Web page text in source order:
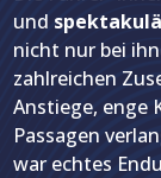
und
nicht nur bei
zahlreichen
Anstiege, enge
Passagen
war echtes